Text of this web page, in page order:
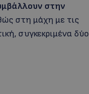
στην
στη μάχη με τις
συγκεκριμένα δύο